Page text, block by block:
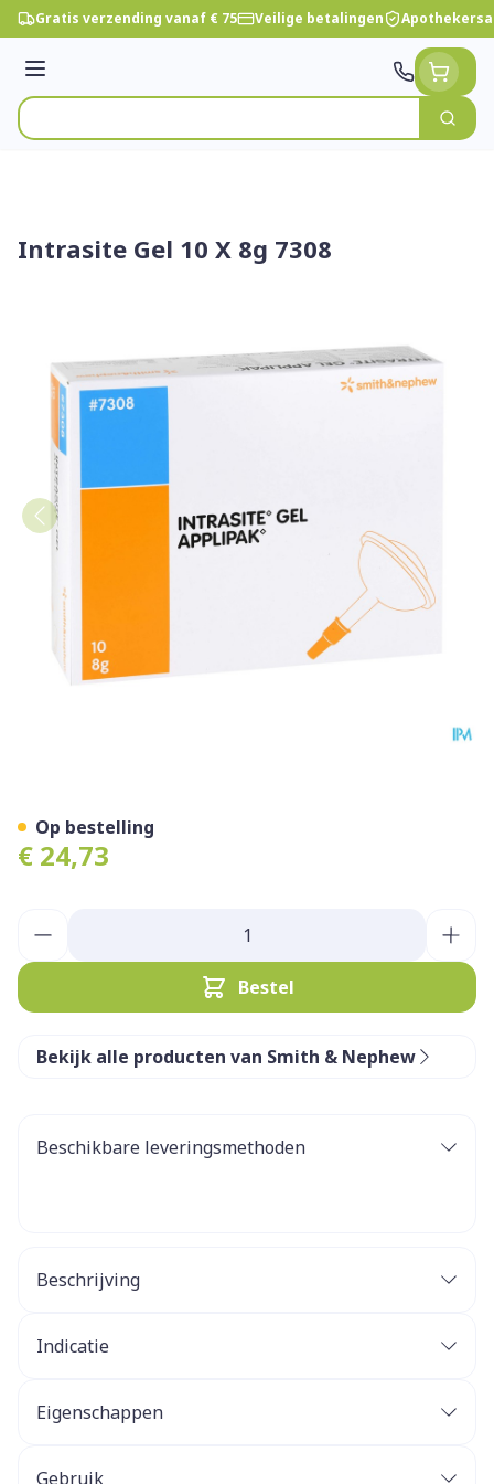
Ga naar de inhoud
Gratis verzending vanaf € 75 Veilige betalingen
Menu
Product, merk, categorie...
Zoek
Intrasite Gel 10 X 8g 7308
€ 24,73
Bestel
Op bestelling
Bekijk alle producten van Smith & Nephew
Beschikbare leveringsmethoden
Beschrijving
Indicatie
Eigenschappen
Gebruik